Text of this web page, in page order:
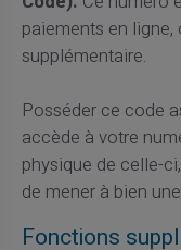
paiements en
supplémentaire.
Posséder ce code
accède à votre
physique de celle-
de mener à bien
Fonctions